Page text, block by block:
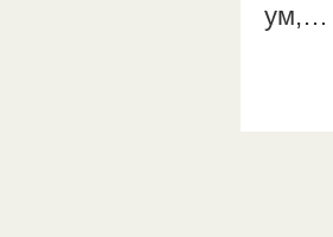
ум,…